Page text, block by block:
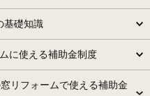
基礎知識
に使える補助金制度
リフォームで使える補助金